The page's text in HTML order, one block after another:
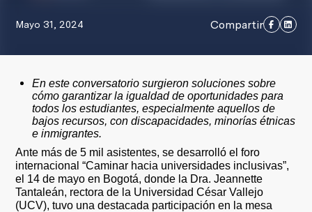
Mayo 31, 2024 Compartir
En este conversatorio surgieron soluciones sobre
cómo garantizar la igualdad de oportunidades para
todos los estudiantes, especialmente aquellos de
bajos recursos, con discapacidades, minorías étnicas
e inmigrantes.
Ante más de 5 mil asistentes, se desarrolló el foro
internacional “Caminar hacia universidades inclusivas”,
el 14 de mayo en Bogotá, donde la Dra. Jeannette
Tantaleán, rectora de la Universidad César Vallejo
(UCV), tuvo una destacada participación en la mesa